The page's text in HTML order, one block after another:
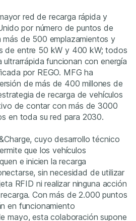
red de recarga rápida y
por número de puntos de
más de 500 emplazamientos y
de entre 50 kW y 400 kW; todos
funcionan con energía
por REGO. MFG ha
de más de 400 millones de
de recarga de vehículos
de contar con más de 3000
en toda su red para 2030.
cuyo desarrollo técnico
que los vehículos
e inicien la recarga
sin necesidad de utilizar
RFID ni realizar ninguna acción
Con más de 2.000 puntos
en funcionamiento
mayo, esta colaboración supone